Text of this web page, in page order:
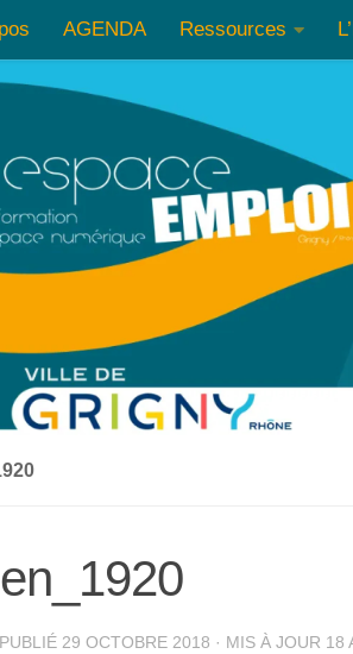
AGENDA Ressources
29 OCTOBRE 2018 · MIS À JOUR 18